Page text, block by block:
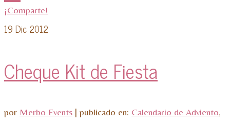
¡Comparte!
19 Dic 2012
Cheque Kit de Fiesta
por Merbo Events | publicado en: Calendario de Adviento,